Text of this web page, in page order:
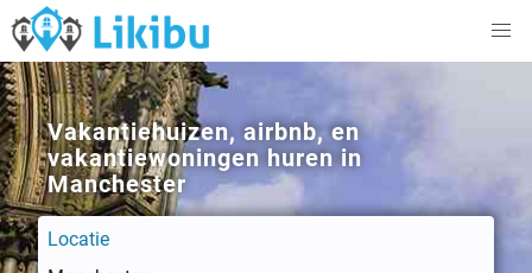
Vakantiehuizen, airbnb, en
vakantiewoningen huren in
Manchester
Locatie